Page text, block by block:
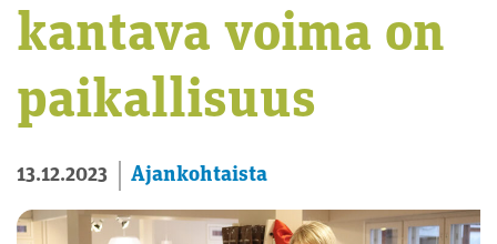
kantava voima on
paikallisuus
13.12.2023 Ajankohtaista